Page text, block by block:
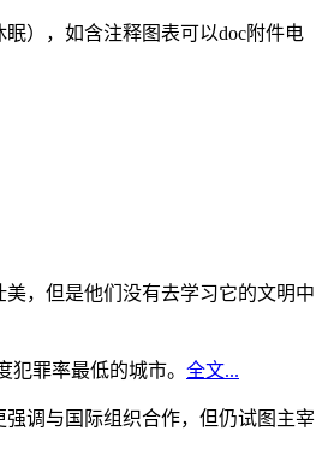
），如含注释图表可以doc附件电
，但是他们没有去学习它的文明中
罪率最低的城市。 全文...
调与国际组织合作，但仍试图主宰